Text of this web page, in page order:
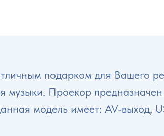
подарком для Вашего
музыки. Проекор
модель имеет: AV-выход,